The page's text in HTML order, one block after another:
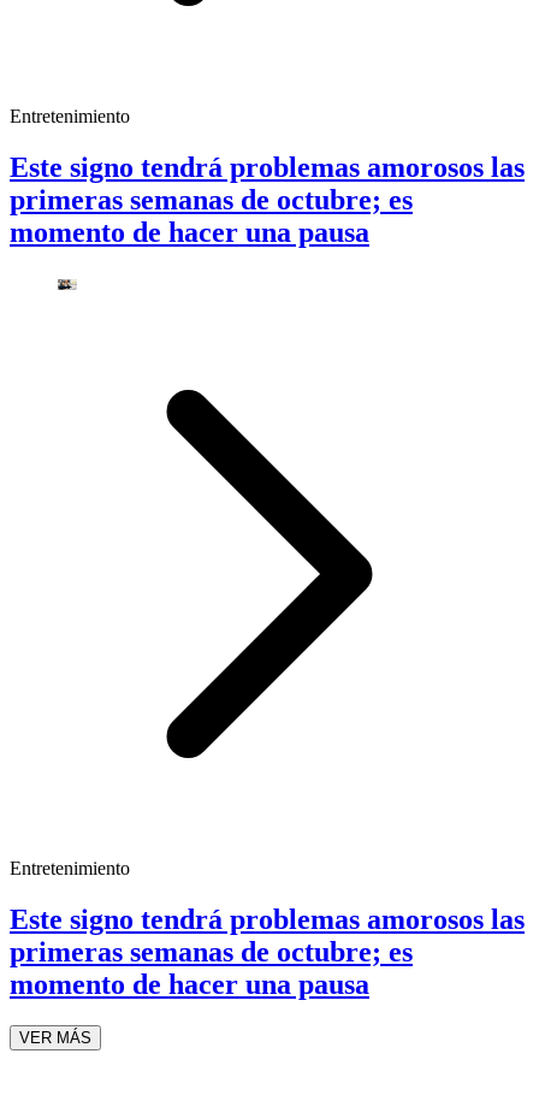
Entretenimiento
Este signo tendrá problemas amorosos las
primeras semanas de octubre; es
momento de hacer una pausa
Entretenimiento
Este signo tendrá problemas amorosos las
primeras semanas de octubre; es
momento de hacer una pausa
VER MÁS